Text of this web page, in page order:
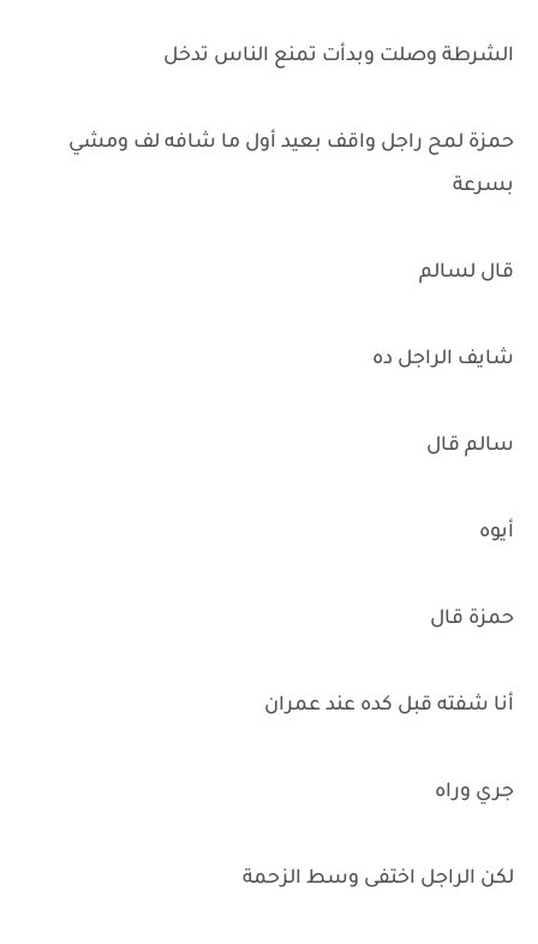
الشرطة وصلت وبدأت تمنع الناس تدخل
حمزة لمح راجل واقف بعيد أول ما شافه لف ومشي
بسرعة
قال لسالم
شايف الراجل ده
سالم قال
أيوه
حمزة قال
أنا شفته قبل كده عند عمران
جري وراه
لكن الراجل اختفى وسط الزحمة